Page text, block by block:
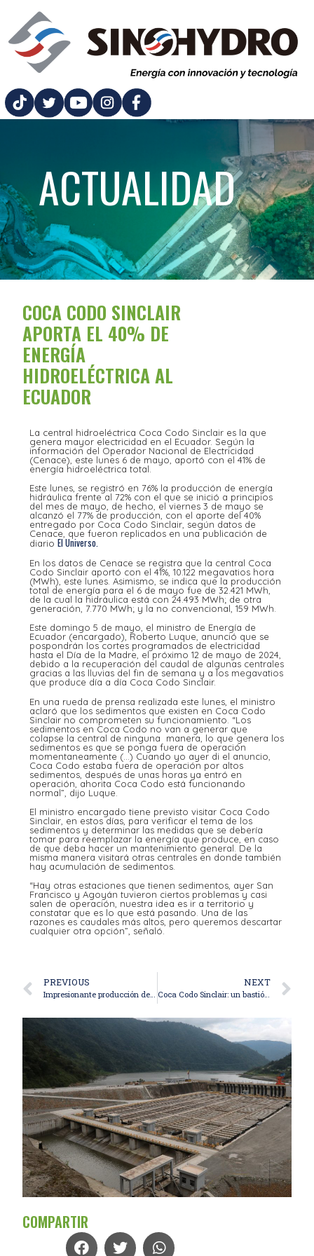
ACTUALIDAD
COCA CODO SINCLAIR
APORTA EL 40% DE
ENERGÍA
HIDROELÉCTRICA AL
ECUADOR
La central hidroeléctrica Coca Codo Sinclair es la que
genera mayor electricidad en el Ecuador. Según la
información del Operador Nacional de Electricidad
(Cenace), este lunes 6 de mayo, aportó con el 41% de
energía hidroeléctrica total.
Este lunes, se registró en 76% la producción de energía
hidráulica frente al 72% con el que se inició a principios
del mes de mayo, de hecho, el viernes 3 de mayo se
alcanzó el 77% de producción, con el aporte del 40%
entregado por Coca Codo Sinclair, según datos de
Cenace, que fueron replicados en una publicación de
diario El Universo.
En los datos de Cenace se registra que la central Coca
Codo Sinclair aportó con el 41%, 10.122 megavatios hora
(MWh), este lunes. Asimismo, se indica que la producción
total de energía para el 6 de mayo fue de 32.421 MWh,
de la cual la hidráulica está con 24.493 MWh; de otra
generación, 7.770 MWh; y la no convencional, 159 MWh.
Este domingo 5 de mayo, el ministro de Energía de
Ecuador (encargado), Roberto Luque, anunció que se
pospondrán los cortes programados de electricidad
hasta el Día de la Madre, el próximo 12 de mayo de 2024,
debido a la recuperación del caudal de algunas centrales
gracias a las lluvias del fin de semana y a los megavatios
que produce día a día Coca Codo Sinclair.
En una rueda de prensa realizada este lunes, el ministro
aclaró que los sedimentos que existen en Coca Codo
Sinclair no comprometen su funcionamiento. “Los
sedimentos en Coca Codo no van a generar que
colapse la central de ninguna manera, lo que genera los
sedimentos es que se ponga fuera de operación
momentaneamente (…) Cuando yo ayer di el anuncio,
Coca Codo estaba fuera de operación por altos
sedimentos, después de unas horas ya entró en
operación, ahorita Coca Codo está funcionando
normal”, dijo Luque.
El ministro encargado tiene previsto visitar Coca Codo
Sinclair, en estos días, para verificar el tema de los
sedimentos y determinar las medidas que se debería
tomar para reemplazar la energía que produce, en caso
de que deba hacer un mantenimiento general. De la
misma manera visitará otras centrales en donde también
hay acumulación de sedimentos.
“Hay otras estaciones que tienen sedimentos, ayer San
Francisco y Agoyán tuvieron ciertos problemas y casi
salen de operación, nuestra idea es ir a territorio y
constatar que es lo que está pasando. Una de las
razones es caudales más altos, pero queremos descartar
cualquier otra opción”, señaló.
PREVIOUS
Impresionante producción de Coca Codo Sinclair demuestra su eficiencia
NEXT
Coca Codo Sinclair: un bastión contra los apagones
COMPARTIR